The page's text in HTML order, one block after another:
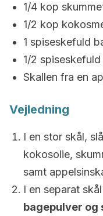
1/4 kop
1/2 kop
1 spiseskefuld
1/2
Skallen fra en
Vejledning
I en stor skål,
kokosolie,
samt
I en separat skål
bagepulver og